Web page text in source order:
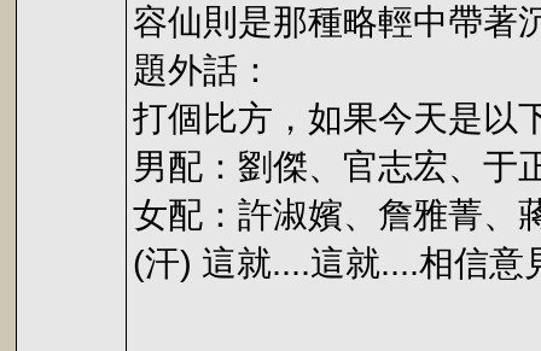
容仙則是那種略輕中帶著
題外話：
打個比方，如果今天是以
男配：劉傑、官志宏、于
女配：許淑嬪、詹雅菁、
(汗) 這就....這就....相信意